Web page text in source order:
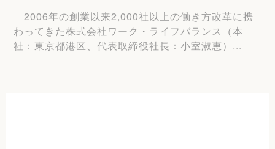
2006年の創業以来2,000社以上の働き方改革に携
わってきた株式会社ワーク・ライフバランス（本
社：東京都港区、代表取締役社長：小室淑恵）...